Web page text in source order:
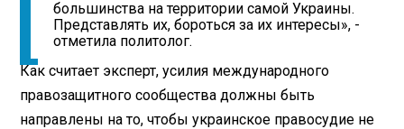
большинства на территории самой Украины.
Представлять их, бороться за их интересы», -
отметила политолог.
Как считает эксперт, усилия международного
правозащитного сообщества должны быть
направлены на то, чтобы украинское правосудие не